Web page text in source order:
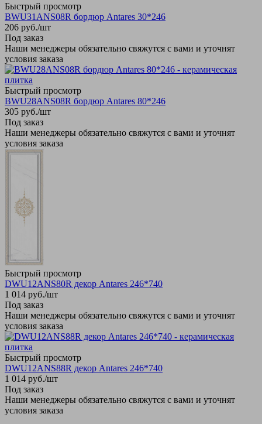
Быстрый просмотр
BWU31ANS08R бордюр Antares 30*246
206 руб./шт
Под заказ
Наши менеджеры обязательно свяжутся с вами и уточнят
условия заказа
Быстрый просмотр
BWU28ANS08R бордюр Antares 80*246
305 руб./шт
Под заказ
Наши менеджеры обязательно свяжутся с вами и уточнят
условия заказа
Быстрый просмотр
DWU12ANS80R декор Antares 246*740
1 014 руб./шт
Под заказ
Наши менеджеры обязательно свяжутся с вами и уточнят
условия заказа
Быстрый просмотр
DWU12ANS88R декор Antares 246*740
1 014 руб./шт
Под заказ
Наши менеджеры обязательно свяжутся с вами и уточнят
условия заказа